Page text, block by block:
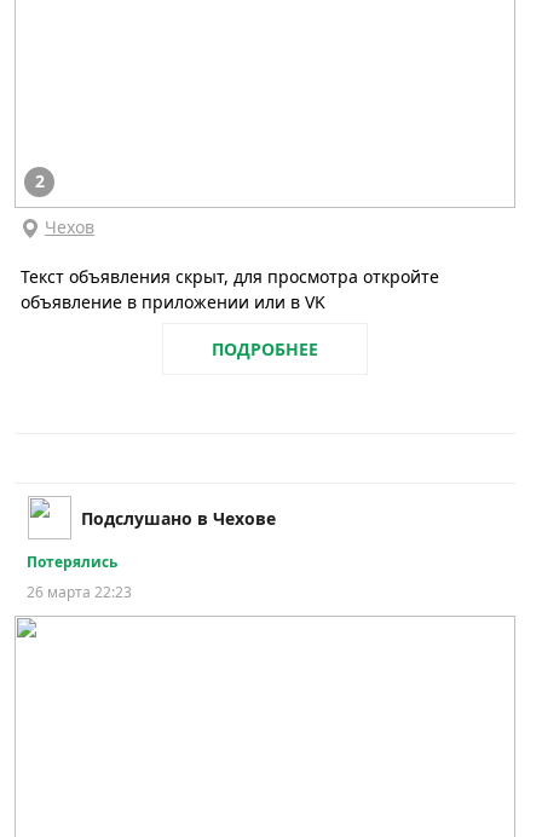
2
Чехов
Текст объявления скрыт, для просмотра откройте
объявление в приложении или в VK
ПОДРОБНЕЕ
Подслушано в Чехове
Потерялись
26 марта 22:23